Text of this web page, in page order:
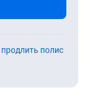
продлить полис